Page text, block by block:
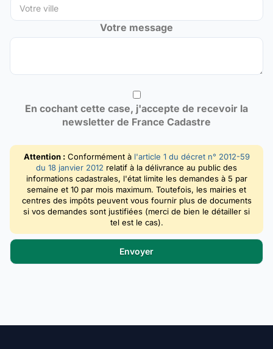
Votre message
En cochant cette case, j'accepte de recevoir la
newsletter de France Cadastre
Attention :Conformément à l'article 1 du décret n° 2012-59
du 18 janvier 2012 relatif à la délivrance au public des
informations cadastrales, l'état limite les demandes à 5 par
semaine et 10 par mois maximum. Toutefois, les mairies et
centres des impôts peuvent vous fournir plus de documents
si vos demandes sont justifiées (merci de bien le détailler si
tel est le cas).